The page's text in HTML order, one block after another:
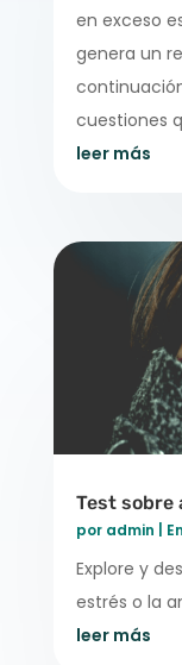
en exceso
genera un
cuestiones
leer más
Test sobre
por admin
Explore y
estrés o la
leer más